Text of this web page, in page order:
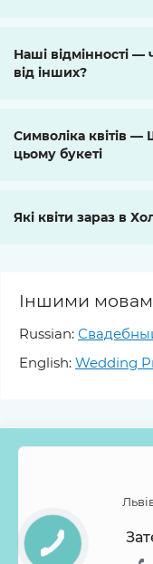
Наші відмінності —
від інших?
Символіка квітів —
цьому букеті
Які квіти зараз в
Іншими
Russian:
English: Wedding